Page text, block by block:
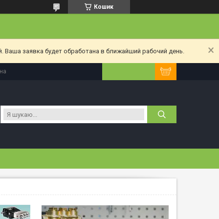
Кошик
заявка будет обработана в ближайший рабочий день.